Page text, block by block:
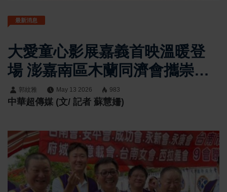
最新消息
大愛童心影展嘉義首映溫暖登
場 澎嘉南區木蘭同濟會攜崇文
國小以《喵的詐騙集團》傳遞
誠信與勇氣
郭紋雅 May 13 2026 983
中華超傳媒 (文/ 記者 蘇慧姍)